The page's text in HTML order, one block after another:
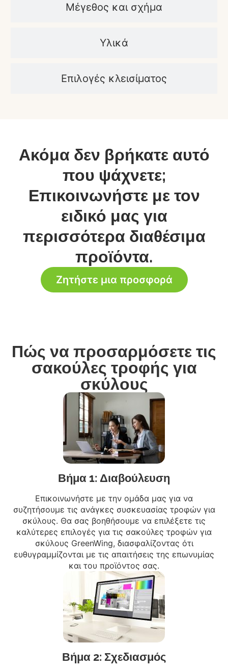
Μέγεθος και σχήμα
Υλικά
Επιλογές κλεισίματος
Ακόμα δεν βρήκατε αυτό
που ψάχνετε;
Επικοινωνήστε με τον
ειδικό μας για
περισσότερα διαθέσιμα
προϊόντα.
Ζητήστε μια προσφορά
Πώς να προσαρμόσετε τις
σακούλες τροφής για
σκύλους
Βήμα 1: Διαβούλευση
Επικοινωνήστε με την ομάδα μας για να
συζητήσουμε τις ανάγκες συσκευασίας τροφών για
σκύλους. Θα σας βοηθήσουμε να επιλέξετε τις
καλύτερες επιλογές για τις σακούλες τροφών για
σκύλους GreenWing, διασφαλίζοντας ότι
ευθυγραμμίζονται με τις απαιτήσεις της επωνυμίας
και του προϊόντος σας.
Βήμα 2: Σχεδιασμός